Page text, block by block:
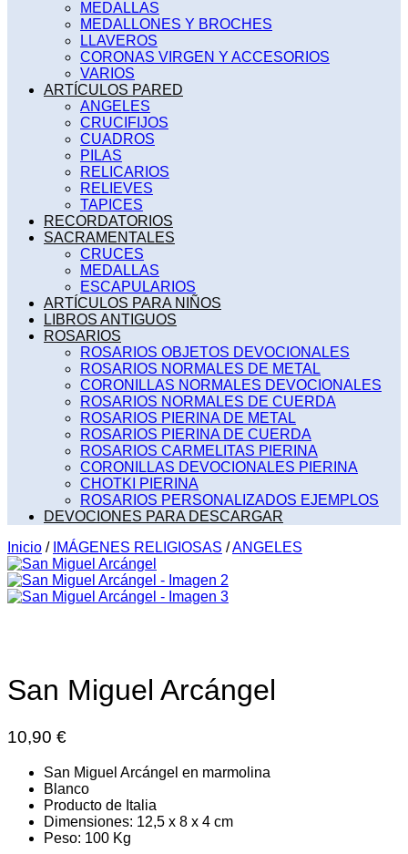
MEDALLAS
MEDALLONES Y BROCHES
LLAVEROS
CORONAS VIRGEN Y ACCESORIOS
VARIOS
ARTÍCULOS PARED
ANGELES
CRUCIFIJOS
CUADROS
PILAS
RELICARIOS
RELIEVES
TAPICES
RECORDATORIOS
SACRAMENTALES
CRUCES
MEDALLAS
ESCAPULARIOS
ARTÍCULOS PARA NIÑOS
LIBROS ANTIGUOS
ROSARIOS
ROSARIOS OBJETOS DEVOCIONALES
ROSARIOS NORMALES DE METAL
CORONILLAS NORMALES DEVOCIONALES
ROSARIOS NORMALES DE CUERDA
ROSARIOS PIERINA DE METAL
ROSARIOS PIERINA DE CUERDA
ROSARIOS CARMELITAS PIERINA
CORONILLAS DEVOCIONALES PIERINA
CHOTKI PIERINA
ROSARIOS PERSONALIZADOS EJEMPLOS
DEVOCIONES PARA DESCARGAR
Inicio / IMÁGENES RELIGIOSAS /ANGELES
San Miguel Arcángel
10,90 €
San Miguel Arcángel en marmolina
Blanco
Producto de Italia
Dimensiones: 12,5 x 8 x 4 cm
Peso: 100 Kg